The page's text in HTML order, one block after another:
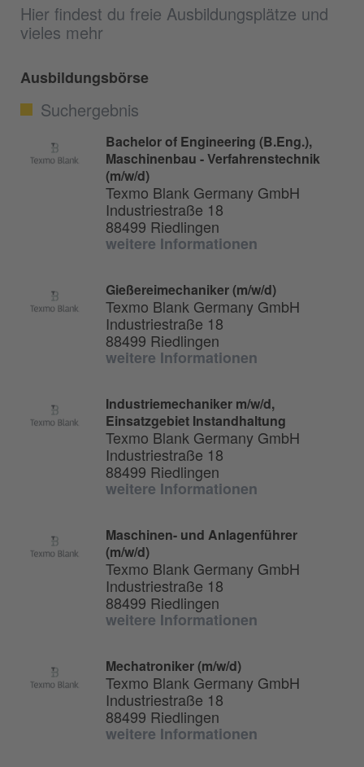
Hier findest du freie Ausbildungsplätze und
vieles mehr
Ausbildungsbörse
Suchergebnis
Bachelor of Engineering (B.Eng.),
Maschinenbau - Verfahrenstechnik
(m/w/d)
Texmo Blank Germany GmbH
Industriestraße 18
88499 Riedlingen
weitere Informationen
Gießereimechaniker (m/w/d)
Texmo Blank Germany GmbH
Industriestraße 18
88499 Riedlingen
weitere Informationen
Industriemechaniker m/w/d,
Einsatzgebiet Instandhaltung
Texmo Blank Germany GmbH
Industriestraße 18
88499 Riedlingen
weitere Informationen
Maschinen- und Anlagenführer
(m/w/d)
Texmo Blank Germany GmbH
Industriestraße 18
88499 Riedlingen
weitere Informationen
Mechatroniker (m/w/d)
Texmo Blank Germany GmbH
Industriestraße 18
88499 Riedlingen
weitere Informationen